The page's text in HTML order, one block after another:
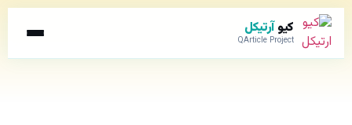
کیوآرتیکل
QArticle Project